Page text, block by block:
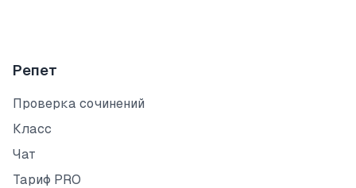
Репет
Проверка сочинений
Класс
Чат
Тариф PRO